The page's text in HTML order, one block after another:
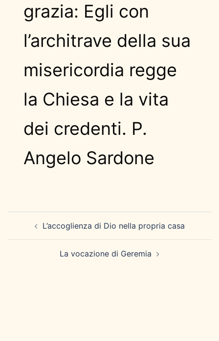
grazia: Egli con
l’architrave della sua
misericordia regge
la Chiesa e la vita
dei credenti. P.
Angelo Sardone
articoloL’accoglienza di Dio nella propria casa
La vocazione di Geremia